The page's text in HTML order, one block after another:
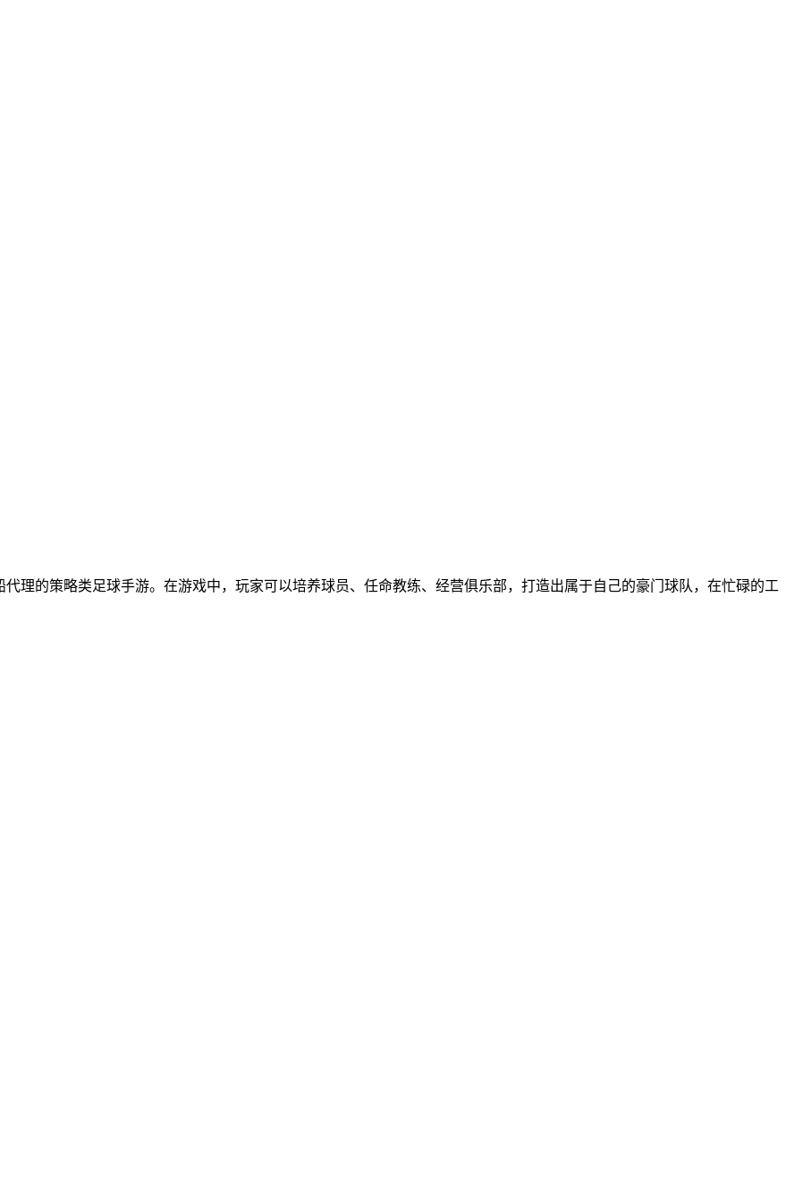
代理的策略类足球手游。在游戏中，玩家可以培养球员、任命教练、经营俱乐部，打造出属于自己的豪门球队，在忙碌的工